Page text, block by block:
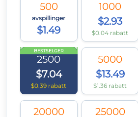
500
avspillinger
$1.49
1000
$2.93
$0.04 rabatt
BESTSELGER
2500
$7.04
$0.39 rabatt
5000
$13.49
$1.36 rabatt
20000
25000